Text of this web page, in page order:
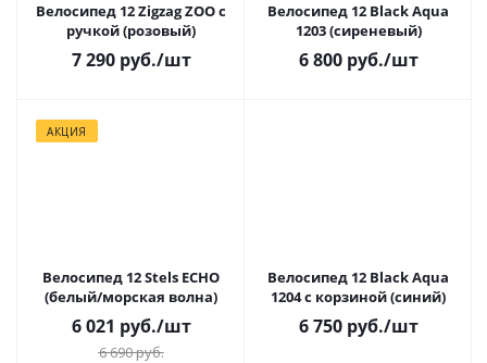
Велосипед 12 Zigzag ZOO с
ручкой (розовый)
7 290руб./шт
Велосипед 12 Black Aqua
1203 (сиреневый)
6 800руб./шт
АКЦИЯ
Велосипед 12 Stels ECHO
(белый/морская волна)
6 021 руб./шт
6 690руб.
Велосипед 12 Black Aqua
1204 с корзиной (синий)
6 750руб./шт